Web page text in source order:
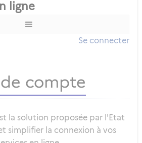
Se connecter
compte
la solution proposée par l'Etat
simplifier la connexion à vos